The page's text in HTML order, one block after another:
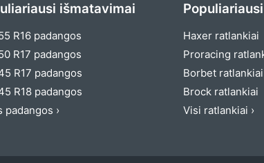
išmatavimai
R16 padangos
R17 padangos
R17 padangos
R18 padangos
padangos ›
Haxer ratlankiai
Proracing
Borbet ratlankiai
Brock ratlankiai
Visi ratlankiai ›